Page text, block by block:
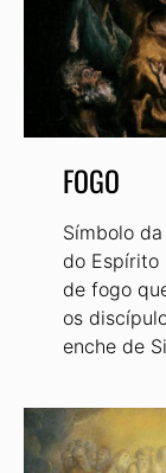
FOGO
Símbolo
do Espírito
de fogo
os
enche de